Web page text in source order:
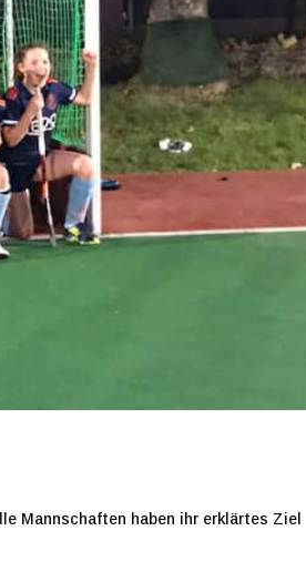
Mannschaften haben ihr erklärtes Ziel